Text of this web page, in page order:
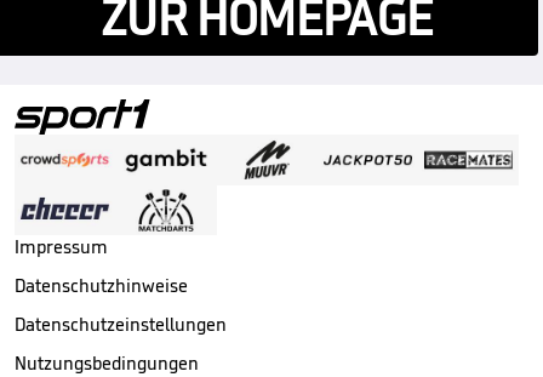
ZUR HOMEPAGE
Impressum
Datenschutzhinweise
Datenschutzeinstellungen
Nutzungsbedingungen